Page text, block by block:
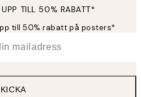
TILL 50% RABATT*
till 50% rabatt på posters*